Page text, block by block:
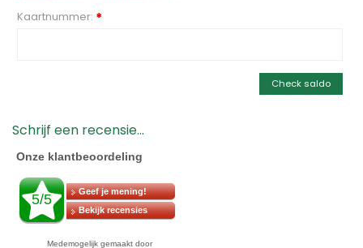
Kaartnummer: *
Check saldo
Schrijf een recensie...